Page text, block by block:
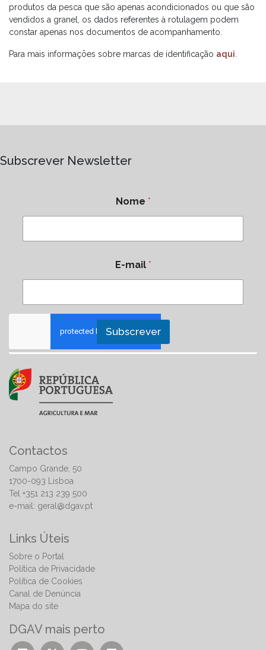
produtos da pesca que são apenas acondicionados ou que são
vendidos a granel, os dados referentes à rotulagem podem
constar apenas nos documentos de acompanhamento.
Para mais informações sobre marcas de identificação aqui
Subscrever Newsletter
Nome *
E-mail *
Subscrever
Contactos
Campo Grande, 50
1700-093 Lisboa
Tel +351 213 239 500
e-mail: geral@dgav.pt
Links Úteis
Sobre o Portal
Política de Privacidade
Política de Cookies
Canal de Denúncia
Mapa do site
DGAV mais perto